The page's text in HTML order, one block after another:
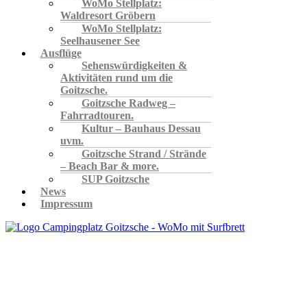
WoMo Stellplatz:
Waldresort Gröbern
WoMo Stellplatz:
Seelhausener See
Ausflüge
Sehenswürdigkeiten &
Aktivitäten rund um die
Goitzsche.
Goitzsche Radweg –
Fahrradtouren.
Kultur – Bauhaus Dessau
uvm.
Goitzsche Strand / Strände
– Beach Bar & more.
SUP Goitzsche
News
Impressum